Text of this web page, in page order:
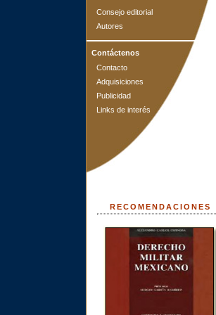
Consejo editorial
Autores
Contáctenos
Contacto
Adquisiciones
Publicidad
Links de interés
RECOMENDACIONES